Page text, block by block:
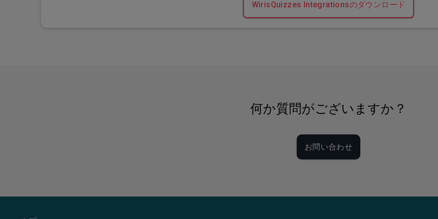
WirisQuizzes Integrationsのダウンロード
何か質問がございますか？
お問い合わせ